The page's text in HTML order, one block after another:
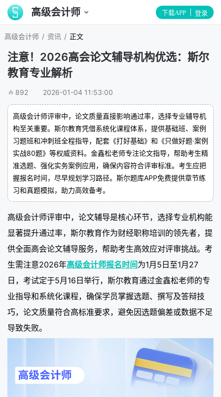
高级会计师 下载APP 登录
高级会计师 / 资讯 / 正文
注意！2026高会论文辅导机构优选：斯尔
教育专业解析
892 2026-01-04 11:53:00
高级会计师评审中，论文质量直接影响通过率，选择专业辅导机
构至关重要。斯尔教育凭借系统化课程体系，提供基础班、案例
习题班和冲刺班全程指导，配套《打好基础》和《只做好题·案例
实战80题》等权威资料。金鑫松老师专注论文指导，帮助考生精
准选题、强化实务案例应用，确保内容符合评审标准。考生应把
握报名时间，尽早规划学习路径。斯尔题库APP免费提供章节练
习和真题模拟，助力高效备考。
高级会计师评审中，论文辅导是核心环节，选择专业机构能
显著提升通过率，斯尔教育作为财经职称培训的领先者，提
供全面高会论文辅导服务，帮助考生高效应对评审挑战。考
生需注意2026年高级会计师报名时间为1月5日至1月27
日，考试定于5月16日举行，斯尔教育通过金鑫松老师的专
业指导和系统化课程，确保学员掌握选题、撰写及答辩技
巧，论文质量符合高标准要求，避免因选题偏差或数据不足
导致失败。